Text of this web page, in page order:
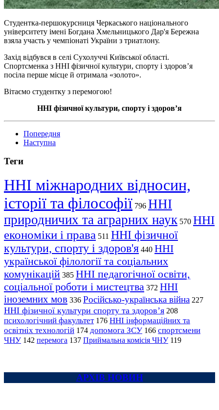
Студентка-першокурсниця Черкаського національного
університету імені Богдана Хмельницького Дар'я Бережна
взяла участь у чемпіонаті України з триатлону.
Захід відбувся в селі Сухолуччі Київської області.
Спортсменка з ННІ фізичної культури, спорту і здоров’я
посіла перше місце й отримала «золото».
Вітаємо студентку з перемогою!
ННІ фізичної культури, спорту і здоров’я
Попередня
Наступна
Теги
ННІ міжнародних відносин,
історії та філософії 796 ННІ
природничих та аграрних наук 570 ННІ
економіки і права 511 ННІ фізичної
культури, спорту і здоров'я 440 ННІ
української філології та соціальних
комунікацій 385 ННІ педагогічної освіти,
соціальної роботи і мистецтва 372 ННІ
іноземних мов 336 Російсько-українська війна 227
ННІ фізичної культури спорту та здоров’я 208
психологічний факультет 176 ННІ інформаційних та
освітніх технологій 174 допомога ЗСУ 166 спортсмени
ЧНУ 142 перемога 137 Приймальна комісія ЧНУ 119
АРХІВ НОВИН